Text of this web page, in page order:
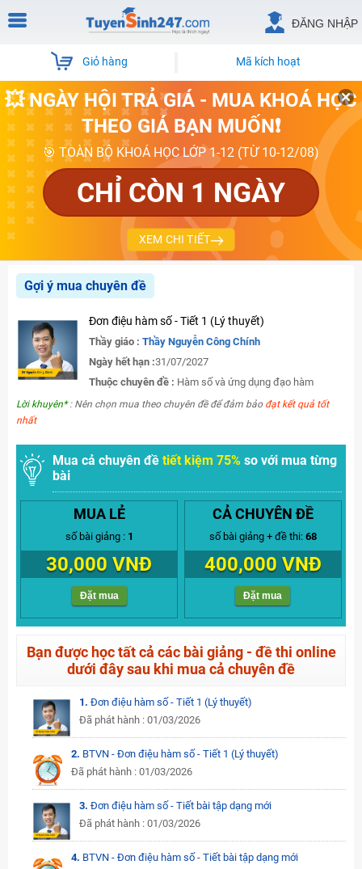
ĐĂNG NHẬP
Giỏ hàng Mã kích hoạt
💥 NGÀY HỘI TRẢ GIÁ - MUA KHOÁ HỌC
THEO GIÁ BẠN MUỐN❗
🎯 TOÀN BỘ KHOÁ HỌC LỚP 1-12 (TỪ 10-12/08)
CHỈ CÒN 1 NGÀY
XEM CHI TIẾT
Gợi ý mua chuyên đề
Đơn điệu hàm số - Tiết 1 (Lý thuyết)
Thầy giáo : Thầy Nguyễn Công Chính
Ngày hết hạn :31/07/2027
Thuộc chuyên đề : Hàm số và ứng dụng đạo hàm
Lời khuyên*: Nên chọn mua theo chuyên đề để đảm bảo đạt kết quả tốt
nhất
Mua cả chuyên đề tiết kiệm 75% so với mua từng
bài
MUA LẺ
số bài giảng : 1
30,000 VNĐ
Đặt mua
CẢ CHUYÊN ĐỀ
số bài giảng + đề thi: 68
400,000 VNĐ
Đặt mua
Bạn được học tất cả các bài giảng - đề thi online
dưới đây sau khi mua cả chuyên đề
1. Đơn điệu hàm số - Tiết 1 (Lý thuyết)
Đã phát hành : 01/03/2026
2. BTVN - Đơn điệu hàm số - Tiết 1 (Lý thuyết)
Đã phát hành : 01/03/2026
3. Đơn điệu hàm số - Tiết bài tập dạng mới
Đã phát hành : 01/03/2026
4. BTVN - Đơn điệu hàm số - Tiết bài tập dạng mới